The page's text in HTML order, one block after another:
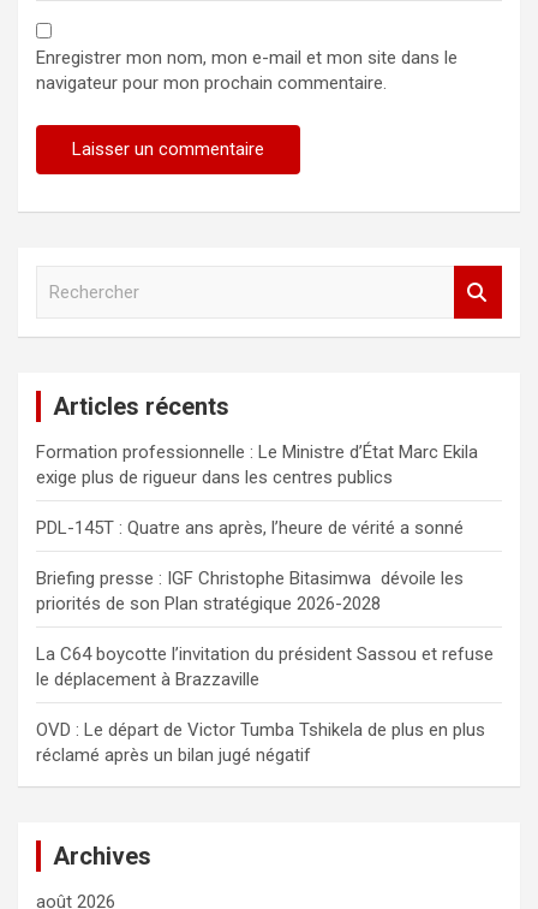
Enregistrer mon nom, mon e-mail et mon site dans le
navigateur pour mon prochain commentaire.
h
e
r
Articles récents
Formation professionnelle : Le Ministre d’État Marc Ekila
exige plus de rigueur dans les centres publics
PDL-145T : Quatre ans après, l’heure de vérité a sonné
Briefing presse : IGF Christophe Bitasimwa dévoile les
priorités de son Plan stratégique 2026-2028
La C64 boycotte l’invitation du président Sassou et refuse
le déplacement à Brazzaville
OVD : Le départ de Victor Tumba Tshikela de plus en plus
réclamé après un bilan jugé négatif
Archives
août 2026